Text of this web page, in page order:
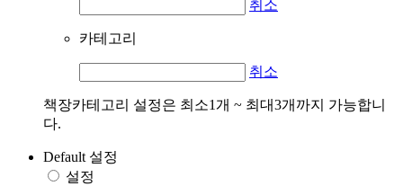
취소
카테고리
취소
책장카테고리 설정은 최소1개 ~ 최대3개까지 가능합니
다.
Default 설정
설정